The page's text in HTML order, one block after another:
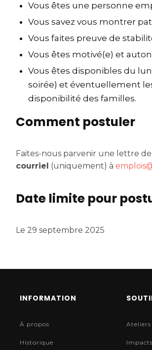
Vous êtes une personne
Vous savez vous montrer
Vous faites preuve de
Vous êtes motivé(e) et
Vous êtes disponibles du
soirée) et éventuellement
disponibilité des familles.
Comment postuler
Faites-nous parvenir une lettre
courriel (uniquement) à
Date limite pour
Le 29 septembre 2025
INFORMATION
À propos
Historique